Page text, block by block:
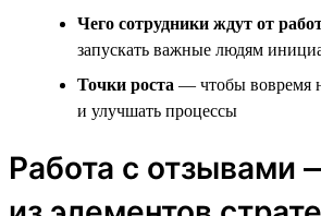
Чего сотрудники ждут от
запускать важные людям
Точки роста — чтобы вовремя
и улучшать процессы
Работа с отзывами